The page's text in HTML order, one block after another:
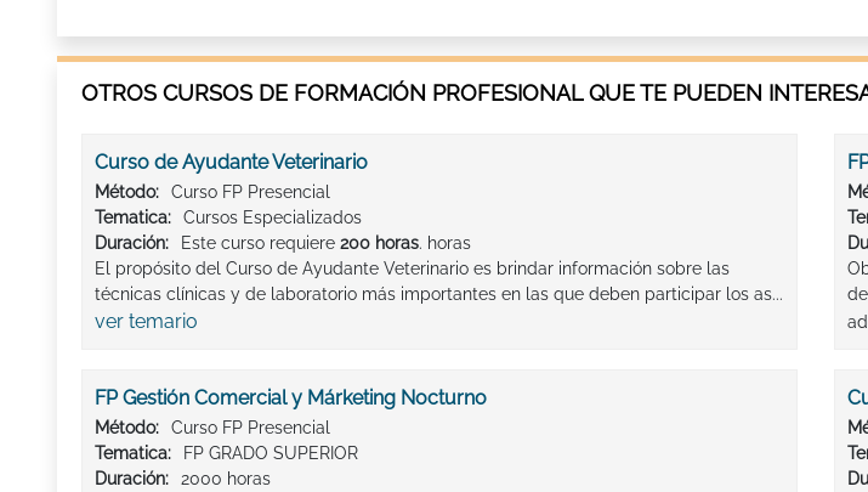
OTROS CURSOS DE FORMACIÓN PROFESIONAL QUE TE PUEDEN
Curso de Ayudante Veterinario
Método:
Curso FP Presencial
Tematica:
Cursos Especializados
Duración:
Este curso requiere 200 horas. horas
El propósito del Curso de Ayudante Veterinario es brindar información sobre las
técnicas clínicas y de laboratorio más importantes en las que deben participar los as...
ver temario
FP Gestión Comercial y Márketing Nocturno
Método:
Curso FP Presencial
Tematica:
FP GRADO SUPERIOR
Duración:
2000 horas